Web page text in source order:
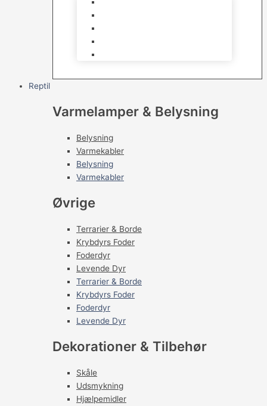
Reptil
Varmelamper & Belysning
Belysning
Varmekabler
Belysning
Varmekabler
Øvrige
Terrarier & Borde
Krybdyrs Foder
Foderdyr
Levende Dyr
Terrarier & Borde
Krybdyrs Foder
Foderdyr
Levende Dyr
Dekorationer & Tilbehør
Skåle
Udsmykning
Hjælpemidler